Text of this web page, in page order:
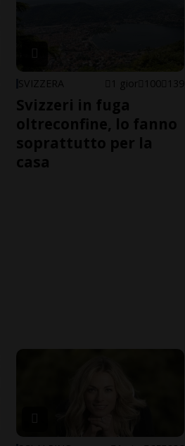
SVIZZERA 1 gior 100 139
Svizzeri in fuga
oltreconfine, lo fanno
soprattutto per la
casa